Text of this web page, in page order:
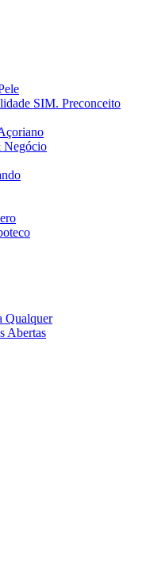
SIM. Preconceito
Negócio
Qualquer
Abertas